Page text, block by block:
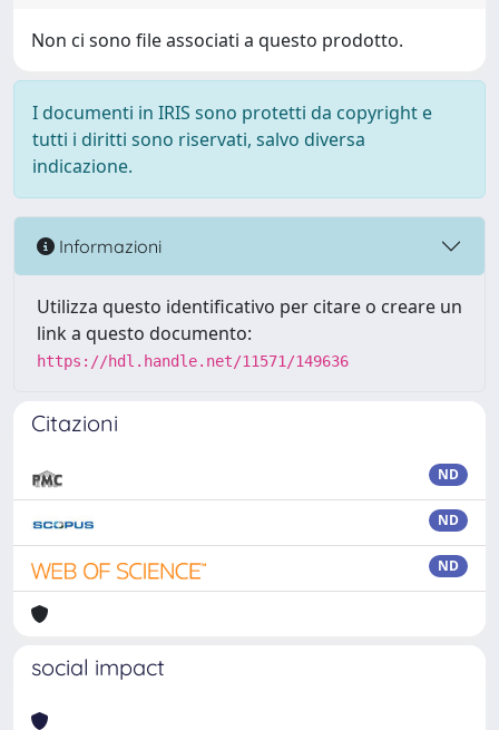
Non ci sono file associati a questo prodotto.
I documenti in IRIS sono protetti da copyright e
tutti i diritti sono riservati, salvo diversa
indicazione.
Informazioni
Utilizza questo identificativo per citare o creare un
link a questo documento:
https://hdl.handle.net/11571/149636
Citazioni
ND
ND
ND
social impact